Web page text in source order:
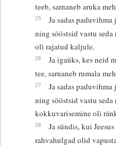
teeb, sarnaneb aruka
25
Ja sadas
ning sööstsid vastu seda
oli rajatud kaljule.
26
Ja igaüks, kes neid
tee, sarnaneb rumala
27
Ja sadas
ning sööstsid vastu seda
kokkuvarisemine oli
28
Ja sündis, kui
rahvahulgad olid